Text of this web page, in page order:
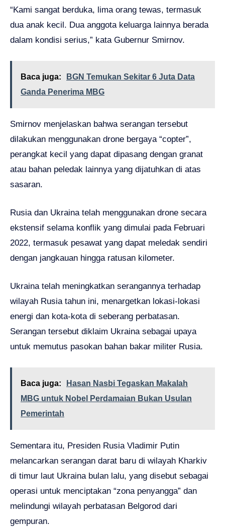
“Kami sangat berduka, lima orang tewas, termasuk
dua anak kecil. Dua anggota keluarga lainnya berada
dalam kondisi serius,” kata Gubernur Smirnov.
Baca juga:
BGN Temukan Sekitar 6 Juta Data
Ganda Penerima MBG
Smirnov menjelaskan bahwa serangan tersebut
dilakukan menggunakan drone bergaya “copter”,
perangkat kecil yang dapat dipasang dengan granat
atau bahan peledak lainnya yang dijatuhkan di atas
sasaran.
Rusia dan Ukraina telah menggunakan drone secara
ekstensif selama konflik yang dimulai pada Februari
2022, termasuk pesawat yang dapat meledak sendiri
dengan jangkauan hingga ratusan kilometer.
Ukraina telah meningkatkan serangannya terhadap
wilayah Rusia tahun ini, menargetkan lokasi-lokasi
energi dan kota-kota di seberang perbatasan.
Serangan tersebut diklaim Ukraina sebagai upaya
untuk memutus pasokan bahan bakar militer Rusia.
Baca juga:
Hasan Nasbi Tegaskan Makalah
MBG untuk Nobel Perdamaian Bukan Usulan
Pemerintah
Sementara itu, Presiden Rusia Vladimir Putin
melancarkan serangan darat baru di wilayah Kharkiv
di timur laut Ukraina bulan lalu, yang disebut sebagai
operasi untuk menciptakan “zona penyangga” dan
melindungi wilayah perbatasan Belgorod dari
gempuran.